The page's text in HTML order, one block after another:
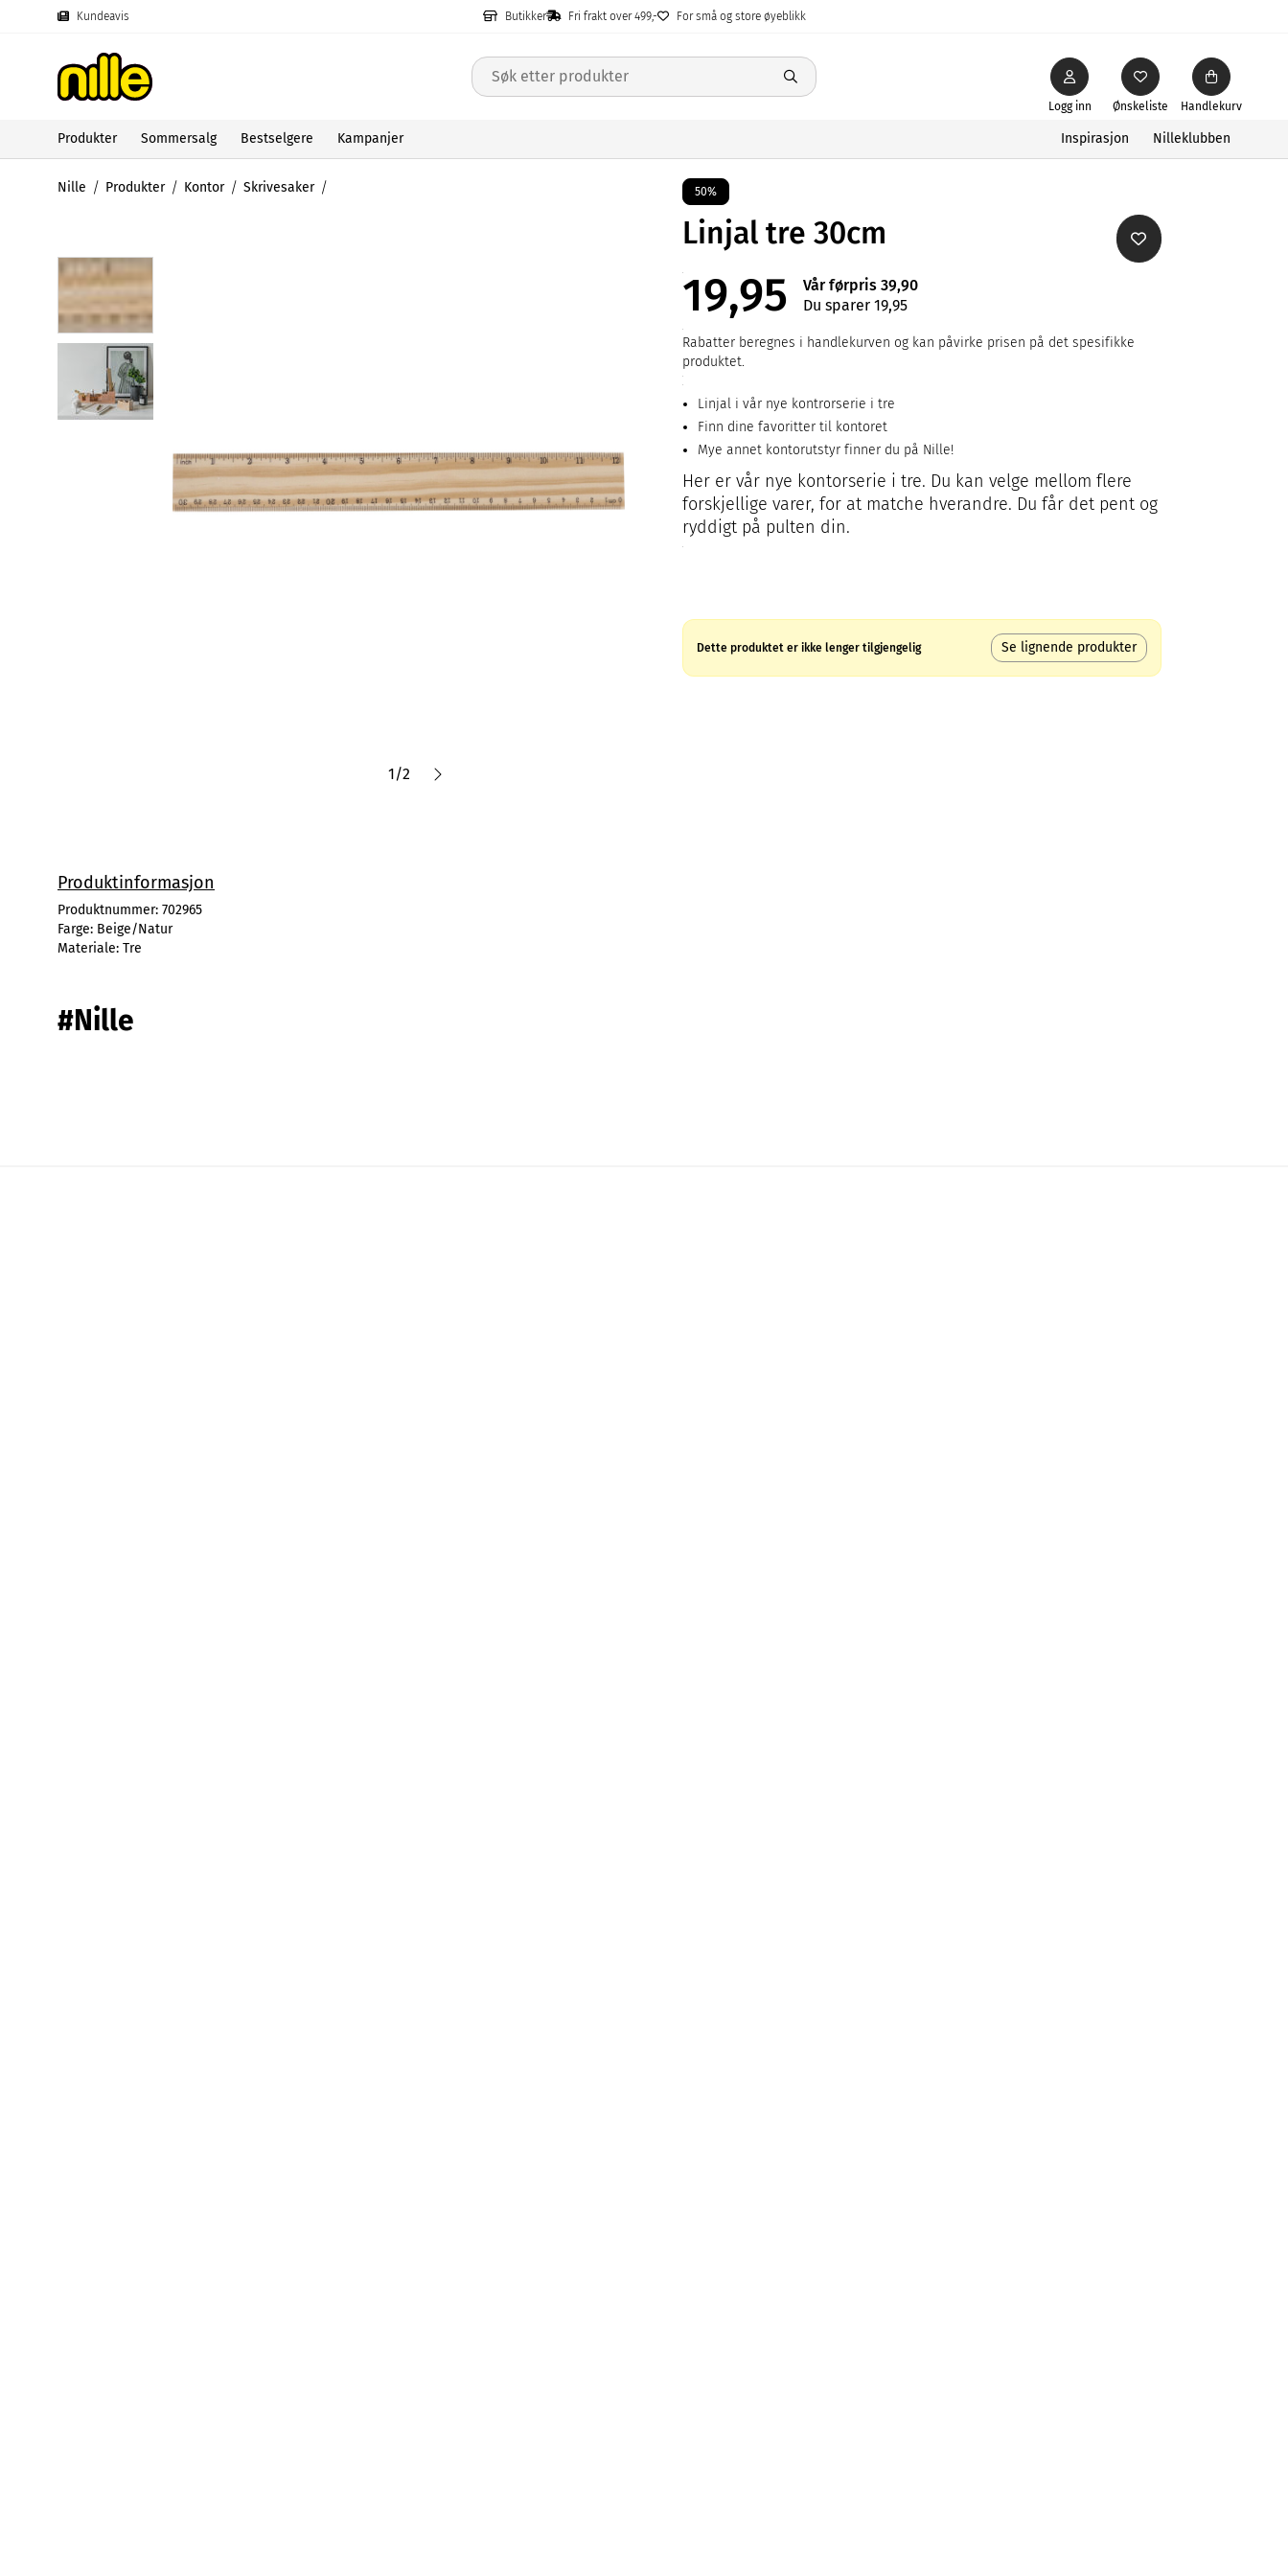
Kundeavis Butikker Fri frakt over 499,- For små og store øyeblikk
Ønskeliste
Logg inn Handlekurv
Produkter Sommersalg Bestselgere Kampanjer Inspirasjon Nilleklubben
Nille Produkter Kontor Skrivesaker
1/2
50%
Linjal tre 30cm
19,95
Vår førpris 39,90
Du sparer 19,95
Rabatter beregnes i handlekurven og kan påvirke prisen på det spesifikke
produktet.
Linjal i vår nye kontrorserie i tre
Finn dine favoritter til kontoret
Mye annet kontorutstyr finner du på Nille!
Her er vår nye kontorserie i tre. Du kan velge mellom flere
forskjellige varer, for at matche hverandre. Du får det pent og
ryddigt på pulten din.
Dette produktet er ikke lenger tilgjengelig Se lignende produkter
Produktinformasjon
Produktnummer: 702965
Farge: Beige/Natur
Materiale: Tre
#Nille